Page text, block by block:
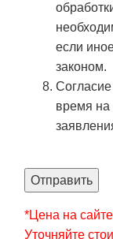
если
законом.
время на
Отправить
*Цена на
Уточняйте